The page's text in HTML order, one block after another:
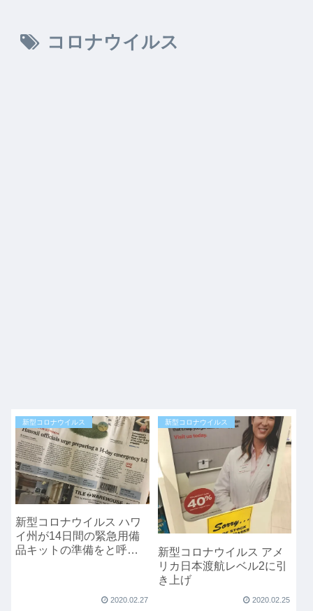
コロナウイルス
新型コロナウイルス
新型コロナウイルス ハワ
イ州が14日間の緊急用備
品キットの準備をと呼び
2020.02.27
新型コロナウイルス
新型コロナウイルス アメ
リカ日本渡航レベル2に引
き上げ
2020.02.25